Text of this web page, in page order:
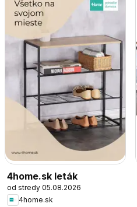
4home.sk leták
od stredy 05.08.2026
4home.sk